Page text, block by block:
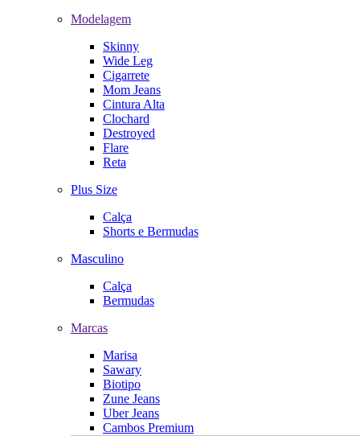
Modelagem
Skinny
Wide Leg
Cigarrete
Mom Jeans
Cintura Alta
Clochard
Destroyed
Flare
Reta
Plus Size
Calça
Shorts e Bermudas
Masculino
Calça
Bermudas
Marcas
Marisa
Sawary
Biotipo
Zune Jeans
Uber Jeans
Cambos Premium